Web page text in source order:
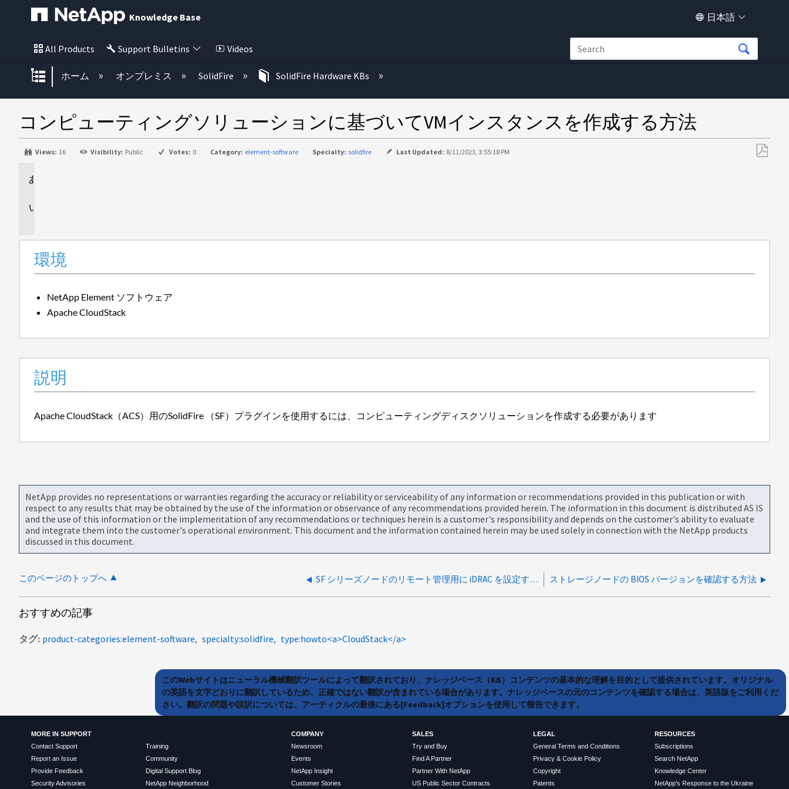
Knowledge Base 日本語
All Products Support Bulletins Videos
グローバル階層を展開/折りたたむ
ホーム オンプレミス SolidFire SolidFire Hardware KBs
コンピューティングソリューションに基づいてVMインスタンスを作成する方法
Views: 16 Visibility: Public Votes: 0 Category: element-software Specialty: solidfire Last Updated: 8/11/2023, 3:55:18 PM
環境
NetApp Element ソフトウェア
Apache CloudStack
説明
Apache CloudStack（ACS）用のSolidFire （SF）プラグインを使用するには、コンピューティングディスクソリューションを作成する必要があります
NetApp provides no representations or warranties regarding the accuracy or reliability or serviceability of any information or recommendations provided in this publication or with
respect to any results that may be obtained by the use of the information or observance of any recommendations provided herein. The information in this document is distributed AS IS
and the use of this information or the implementation of any recommendations or techniques herein is a customer's responsibility and depends on the customer's ability to evaluate
and integrate them into the customer's operational environment. This document and the information contained herein may be used solely in connection with the NetApp products
discussed in this document.
このページのトップへ SF シリーズノードのリモート管理用に iDRAC を設定する方法 ストレージノードの BIOS バージョンを確認する方法
おすすめの記事
タグ product-categories:element-software specialty:solidfire type:howto<a>CloudStack</a>
このWebサイトはニューラル機械翻訳ツールによって翻訳されており、ナレッジベース（KB）コンテンツの基本的な理解を目的として提供されています。オリジナル
の英語を文字どおりに翻訳しているため、正確ではない翻訳が含まれている場合があります。ナレッジベースの元のコンテンツを確認する場合は、英語版をご利用くだ
さい。翻訳の問題や誤訳については、アーティクルの最後にある[Feedback]オプションを使用して報告できます。
MORE IN SUPPORT
Contact Support
Report an Issue
Provide Feedback
Security Advisories
Training
Community
Digital Support Blog
NetApp Neighborhood
COMPANY
Newsroom
Events
NetApp Insight
Customer Stories
SALES
Try and Buy
Find A Partner
Partner With NetApp
US Public Sector Contracts
LEGAL
General Terms and Conditions
Privacy & Cookie Policy
Copyright
Patents
RESOURCES
Subscriptions
Search NetApp
Knowledge Center
NetApp's Response to the Ukraine